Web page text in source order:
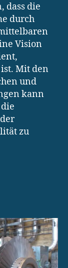
dass die
durch
Vision
Mit den
und
kann
zu